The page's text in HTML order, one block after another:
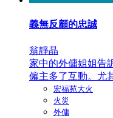
義無反顧的忠誠
翁靜晶
家中的外傭姐姐告
僱主多了互動。尤
宏福苑大火
火災
外傭